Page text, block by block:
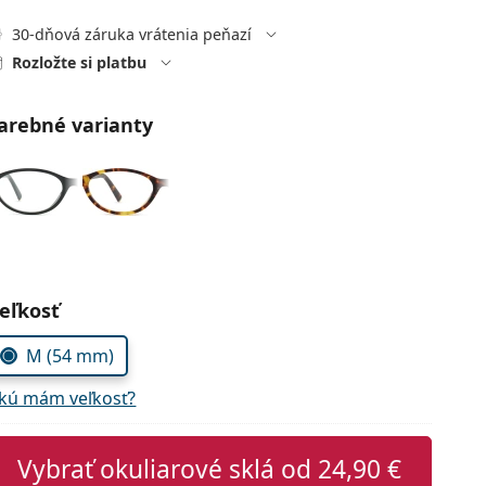
30-dňová záruka vrátenia peňazí
Rozložte si platbu
varianty
parametre
M (54 mm)
mám veľkosť?
Vybrať okuliarové sklá od 24,90 €